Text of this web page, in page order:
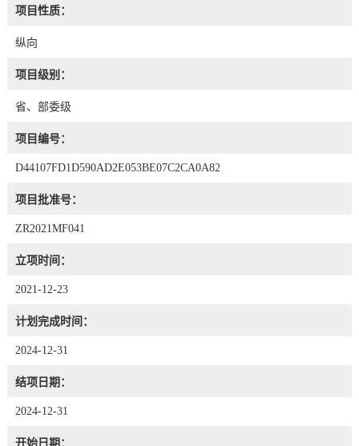
项目性质：
纵向
项目级别：
省、部委级
项目编号：
D44107FD1D590AD2E053BE07C2CA0A82
项目批准号：
ZR2021MF041
立项时间：
2021-12-23
计划完成时间：
2024-12-31
结项日期：
2024-12-31
开始日期：